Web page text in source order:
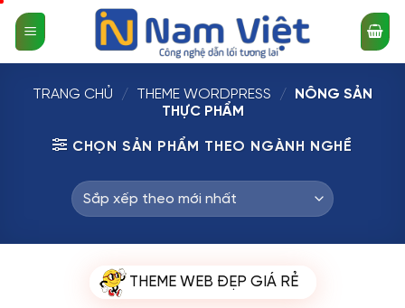
qua
nội
TRANG CHỦ
/ THEME WORDPRESS /
NÔNG SẢN
THỰC PHẨM
CHỌN SẢN PHẨM THEO NGÀNH NGHỀ
THEME WEB ĐẸP GIÁ RẺ